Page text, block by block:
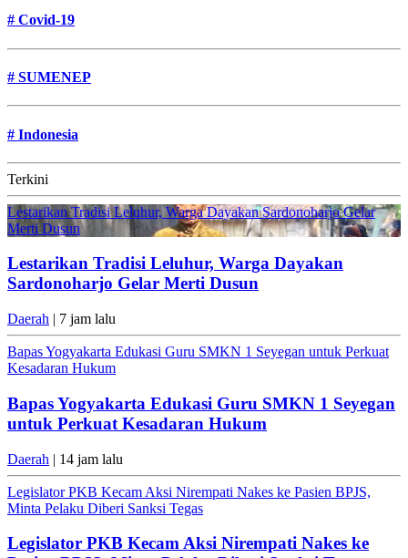
# Covid-19
# SUMENEP
# Indonesia
Terkini
Lestarikan Tradisi Leluhur, Warga Dayakan Sardonoharjo Gelar
Merti Dusun
Lestarikan Tradisi Leluhur, Warga Dayakan
Sardonoharjo Gelar Merti Dusun
Daerah | 7 jam lalu
Bapas Yogyakarta Edukasi Guru SMKN 1 Seyegan untuk Perkuat
Kesadaran Hukum
Bapas Yogyakarta Edukasi Guru SMKN 1 Seyegan
untuk Perkuat Kesadaran Hukum
Daerah | 14 jam lalu
Legislator PKB Kecam Aksi Nirempati Nakes ke Pasien BPJS,
Minta Pelaku Diberi Sanksi Tegas
Legislator PKB Kecam Aksi Nirempati Nakes ke